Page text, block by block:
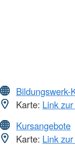
Bildungswerk-
Karte: Link
Kursangebote
Karte: Link